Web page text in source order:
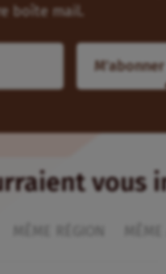
boîte mail.
M'abonner
vous